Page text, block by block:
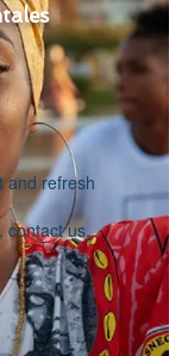
and refresh
contact us.